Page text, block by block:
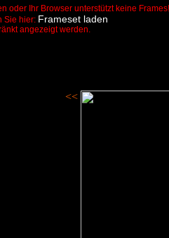
oder Ihr Browser unterstützt keine
Sie hier: Frameset laden
angezeigt werden.
<<